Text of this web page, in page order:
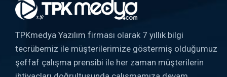
TPKmedya Yazılım firması olarak 7 yıllık bilgi
tecrübemiz ile müşterilerimize göstermiş olduğumuz
şeffaf çalışma prensibi ile her zaman müşterilerin